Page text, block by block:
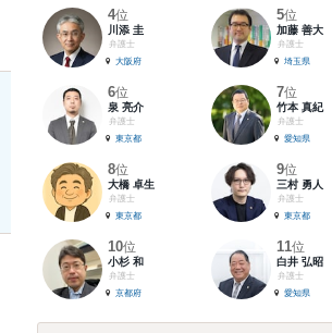
4位
川添 圭
弁護士
大阪府
5位
加藤 善大
弁護士
埼玉県
6位
泉 亮介
弁護士
東京都
7位
竹本 真紀
弁護士
愛知県
8位
大橋 卓生
弁護士
東京都
9位
三村 勇人
弁護士
東京都
10位
小杉 和
弁護士
京都府
11位
白井 弘昭
弁護士
愛知県